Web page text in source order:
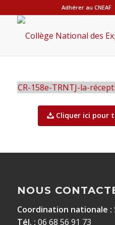
Adhérer au CNEAF
CR-158e-TRNTJ-la-
Cliquer ici pour
NOUS
Coordination nationale :
Tél. : 06 68 56 91 73